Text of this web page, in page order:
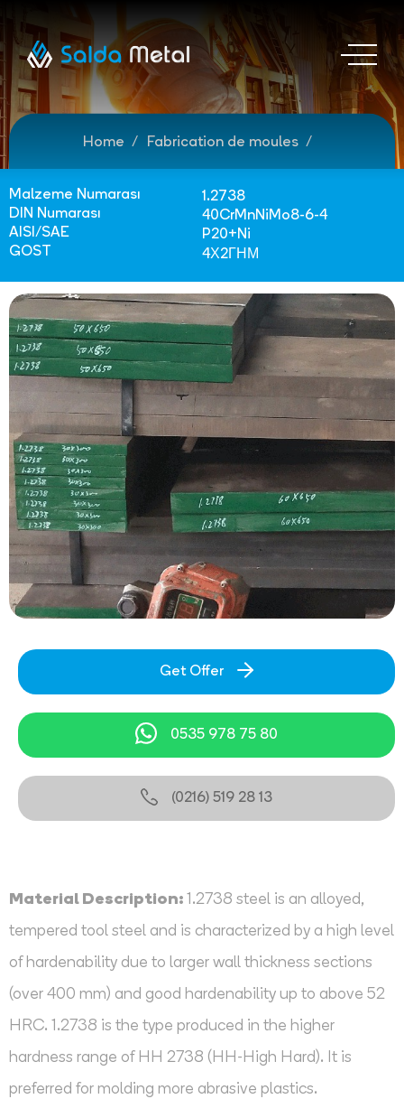
Home Fabrication de moules
Malzeme Numarası
1.2738
DIN Numarası
40CrMnNiMo8-6-4
AISI/SAE
P20+Ni
GOST
4Х2ГНМ
Material Description: 1.2738 steel is an alloyed,
tempered tool steel and is characterized by a high level
of hardenability due to larger wall thickness sections
(over 400 mm) and good hardenability up to above 52
HRC. 1.2738 is the type produced in the higher
hardness range of HH 2738 (HH-High Hard). It is
preferred for molding more abrasive plastics.
Get Offer
0535 978 75 80
(0216) 519 28 13